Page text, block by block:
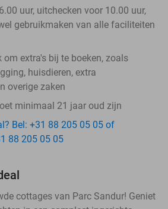
uur, uitchecken voor 10.00 uur,
gebruikmaken van alle faciliteiten
extra's bij te boeken, zoals
huisdieren, extra
overige zaken
minimaal 21 jaar oud zijn
Bel: +31 88 205 05 05 of
88 205 05 05
cottages van Parc Sandur! Geniet